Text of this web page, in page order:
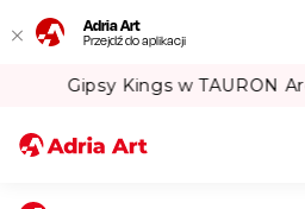
Adria Art
Przejdź do aplikacji